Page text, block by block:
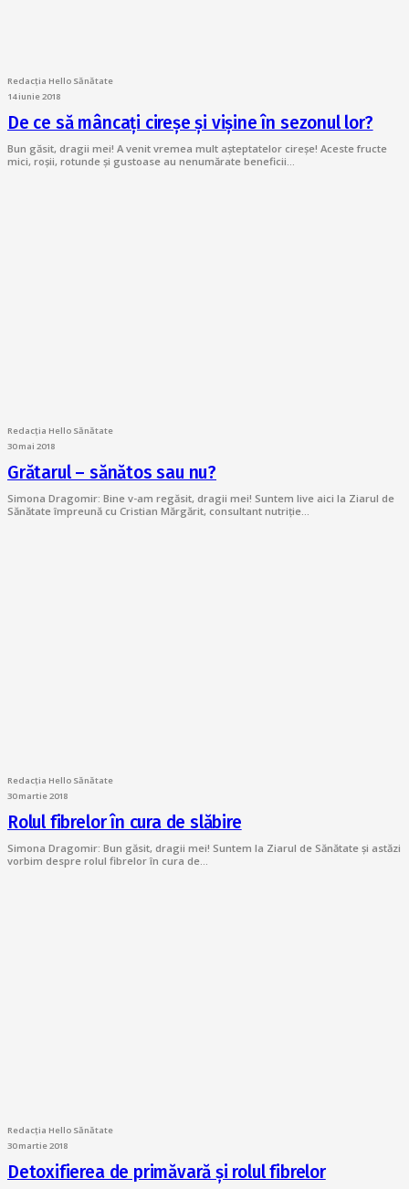
Redacția Hello Sănătate
14 iunie 2018
De ce să mâncați cireșe și vișine în sezonul lor?
Bun găsit, dragii mei! A venit vremea mult așteptatelor cireșe! Aceste fructe
mici, roșii, rotunde și gustoase au nenumărate beneficii…
Redacția Hello Sănătate
30 mai 2018
Grătarul – sănătos sau nu?
Simona Dragomir: Bine v-am regăsit, dragii mei! Suntem live aici la Ziarul de
Sănătate împreună cu Cristian Mărgărit, consultant nutriție…
Redacția Hello Sănătate
30 martie 2018
Rolul fibrelor în cura de slăbire
Simona Dragomir: Bun găsit, dragii mei! Suntem la Ziarul de Sănătate și astăzi
vorbim despre rolul fibrelor în cura de…
Redacția Hello Sănătate
30 martie 2018
Detoxifierea de primăvară și rolul fibrelor